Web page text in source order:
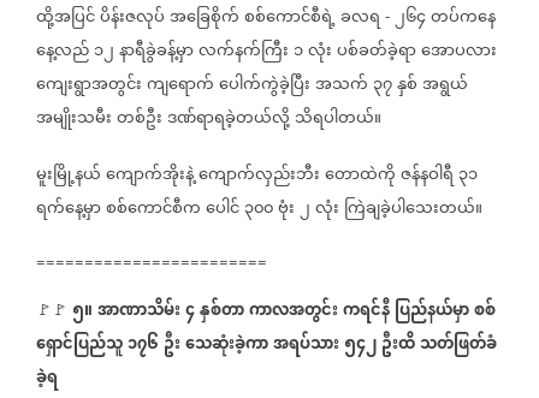
ထို့အပြင်ပိန်းဇလုပ်အခြေစိုက်စစ်ကောင်စီရဲ့ခလရ - ၂၆၄တပ်ကနေ
နေ့လည်၁၂နာရီခွဲခန့်မှာလက်နက်ကြီး ၁လုံးပစ်ခတ်ခဲ့ရာအောပလား
ကျေးရွာအတွင်းကျရောက်ပေါက်ကွဲခဲ့ပြီးအသက် ၃၇နှစ်အရွယ်
အမျိုးသမီးတစ်ဦးဒဏ်ရာရခဲ့တယ်လို့သိရပါတယ်။
မူးမြို့နယ်ကျောက်အိုးနဲ့ကျောက်လှည်းဘီးတောထဲကိုဇန်နဝါရီ ၃၁
ရက်နေ့မှာစစ်ကောင်စီကပေါင်၃၀၀ဗုံး၂လုံး ကြဲချခဲ့ပါသေးတယ်။
========================
🚩🚩 ၅။အာဏာသိမ်း၄နှစ်တာကာလအတွင်းကရင်နီပြည်နယ်မှာစစ်
ရှောင်ပြည်သူ၁၇၆ ဦးသေဆုံးခဲ့ကာအရပ်သား ၅၄၂ဦးထိသတ်ဖြတ်ခံ
ခဲ့ရ